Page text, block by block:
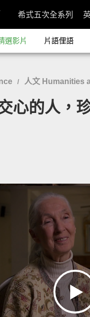
希式五次全系列
選影片 片語俚語
/ 人文 Humanities
交心的人